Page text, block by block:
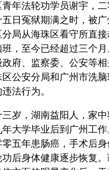
青年法轮功学员谢宇，
日冤狱期满之时，被广
局从海珠区看守所直接
，至今已经超过三个月
府、监察委、公安等相
公安分局和广州市洗脑
法行为。
岁，湖南益阳人，家中
大学毕业后到广州工作
五年患肠癌，手术后身
后身体健康逐步恢复。